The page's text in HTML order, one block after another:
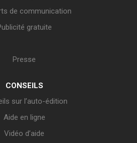
de communication
gratuite
Presse
CONSEILS
sur l’auto-édition
Aide en ligne
Vidéo d’aide